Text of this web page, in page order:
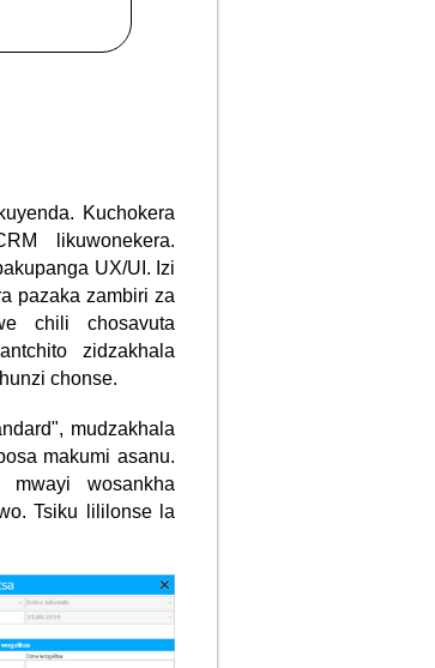
Kuchokera
likuwonekera.
UX/UI. Izi
pazaka zambiri za
chili chosavuta
zidzakhala
chonse.
mudzakhala
makumi asanu.
mwayi wosankha
Tsiku lililonse la